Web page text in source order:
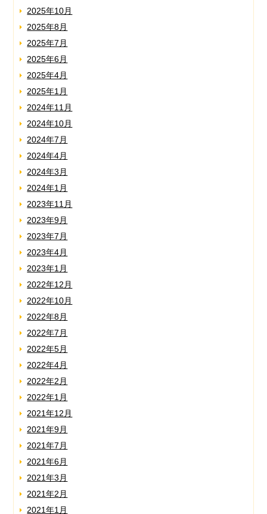
2025年10月
2025年8月
2025年7月
2025年6月
2025年4月
2025年1月
2024年11月
2024年10月
2024年7月
2024年4月
2024年3月
2024年1月
2023年11月
2023年9月
2023年7月
2023年4月
2023年1月
2022年12月
2022年10月
2022年8月
2022年7月
2022年5月
2022年4月
2022年2月
2022年1月
2021年12月
2021年9月
2021年7月
2021年6月
2021年3月
2021年2月
2021年1月